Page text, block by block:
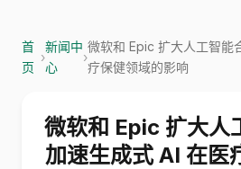
首
页
›
新闻中
心
›
微软和 Epic 扩大人工智能
疗保健领域的影响
微软和 Epic 扩大人
加速生成式 AI 在医